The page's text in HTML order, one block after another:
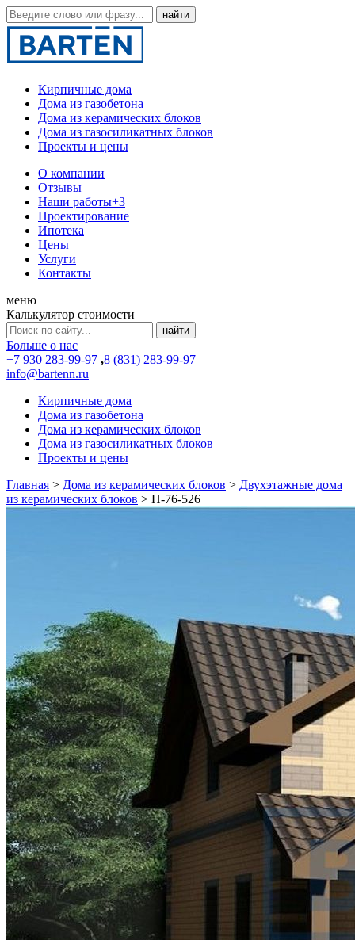
Кирпичные дома
Дома из газобетона
Дома из керамических блоков
Дома из газосиликатных блоков
Проекты и цены
О компании
Отзывы
Наши работы+3
Проектирование
Ипотека
Цены
Услуги
Контакты
меню
Калькулятор стоимости
Больше о нас
+7 930 283-99-97 ,8 (831) 283-99-97
info@bartenn.ru
Кирпичные дома
Дома из газобетона
Дома из керамических блоков
Дома из газосиликатных блоков
Проекты и цены
Главная > Дома из керамических блоков > Двухэтажные дома
из керамических блоков > Н-76-526